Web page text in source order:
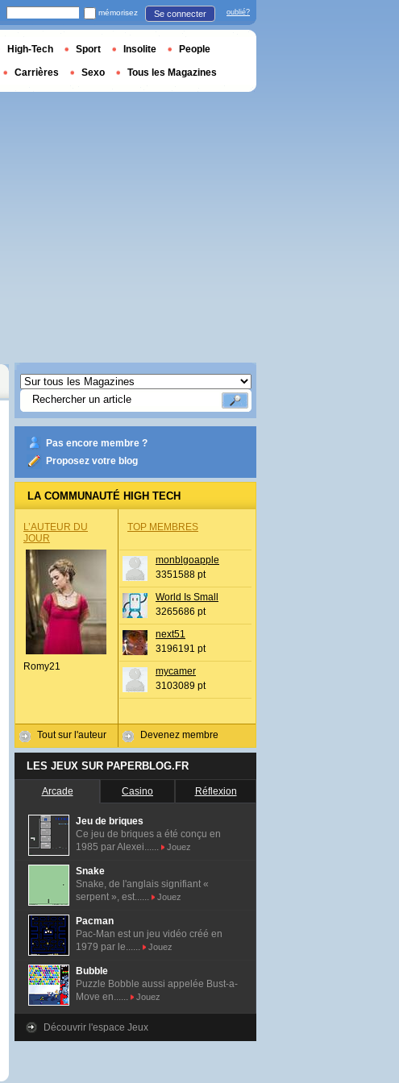
Pas encore membre ?
Proposez votre blog
LA COMMUNAUTÉ HIGH TECH
L’AUTEUR DU
JOUR
Romy21
Tout sur l'auteur
TOP MEMBRES
monblgoapple
3351588 pt
World Is Small
3265686 pt
next51
3196191 pt
mycamer
3103089 pt
Devenez membre
LES JEUX SUR PAPERBLOG.FR
Arcade Casino Réflexion
Jeu de briques
Ce jeu de briques a été conçu en
1985 par Alexei......
Jouez
Snake
Snake, de l'anglais signifiant «
serpent », est......
Jouez
Pacman
Pac-Man est un jeu vidéo créé en
1979 par le......
Jouez
Bubble
Puzzle Bobble aussi appelée Bust-a-
Move en......
Jouez
Découvrir l'espace Jeux
mémorisez Se connecter oublié?
High-Tech Sport Insolite People
Carrières Sexo Tous les Magazines